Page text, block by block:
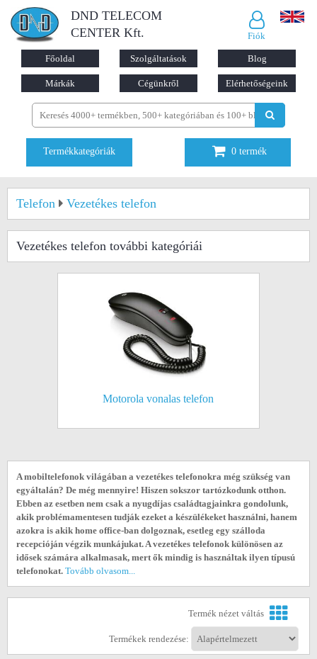
DND TELECOM
CENTER Kft.
Fiók
Főoldal Szolgáltatások Blog
Márkák Cégünkről Elérhetőségeink
Termékkategóriák 0 termék
Telefon Vezetékes telefon
Vezetékes telefon további kategóriái
Motorola vonalas telefon
A mobiltelefonok világában a vezetékes telefonokra még szükség van
egyáltalán? De még mennyire! Hiszen sokszor tartózkodunk otthon.
Ebben az esetben nem csak a nyugdíjas családtagjainkra gondolunk,
akik problémamentesen tudják ezeket a készülékeket használni, hanem
azokra is akik home office-ban dolgoznak, esetleg egy szálloda
recepcióján végzik munkájukat. A vezetékes telefonok különösen az
idősek számára alkalmasak, mert ők mindig is használtak ilyen típusú
telefonokat. Tovább olvasom...
Termék nézet váltás
Termékek rendezése: